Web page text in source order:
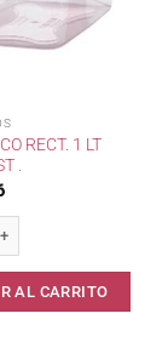
RECT. 1 LT
.
AL CARRITO